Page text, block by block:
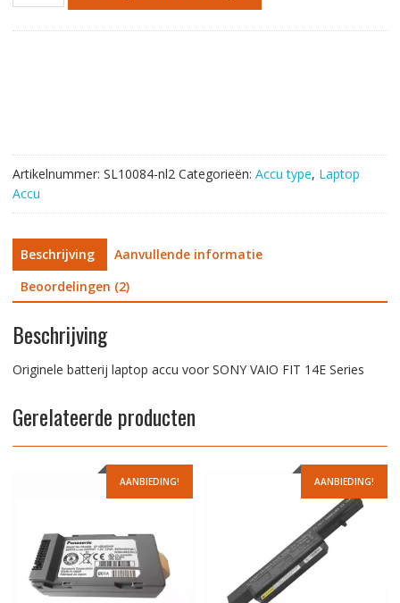
Series
aantal
Artikelnummer: SL10084-nl2 Categorieën: Accu type, Laptop
Accu
Beschrijving
Aanvullende informatie
Beoordelingen (2)
Beschrijving
Originele batterij laptop accu voor SONY VAIO FIT 14E Series
Gerelateerde producten
AANBIEDING! AANBIEDING!